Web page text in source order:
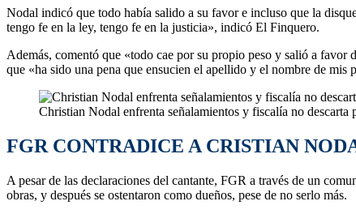
Nodal indicó que todo había salido a su favor e incluso que la
tengo fe en la ley, tengo fe en la justicia», indicó El Finquero.
Además, comentó que «todo cae por su propio peso y salió a
que «ha sido una pena que ensucien el apellido y el nombre de mis
Christian Nodal enfrenta señalamientos y fiscalía no
FGR CONTRADICE A CRISTIAN
A pesar de las declaraciones del cantante, FGR a través de un
obras, y después se ostentaron como dueños, pese de no serlo más.